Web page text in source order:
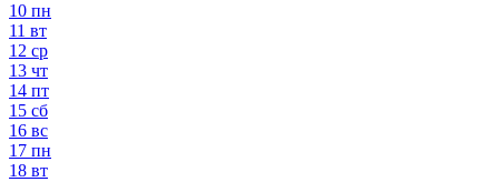
10 пн
11 вт
12 ср
13 чт
14 пт
15 сб
16 вс
17 пн
18 вт